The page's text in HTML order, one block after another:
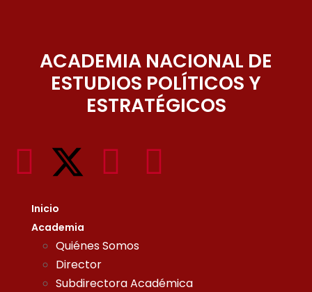
ACADEMIA NACIONAL DE
ESTUDIOS POLÍTICOS Y
ESTRATÉGICOS
Inicio
Academia
Quiénes Somos
Director
Subdirectora Académica